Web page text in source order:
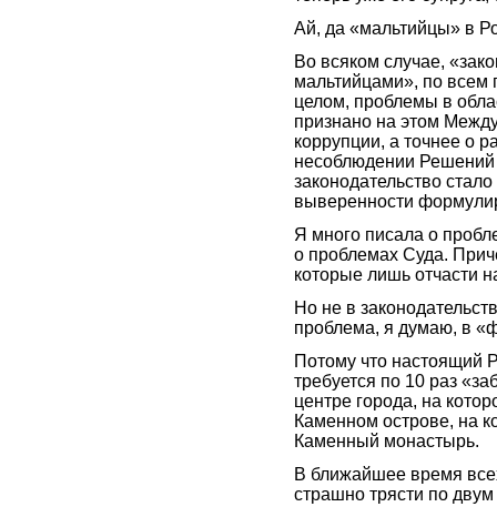
Ай, да «мальтийцы» в
Во всяком случае,
мальтийцами», по всем
целом, проблемы в
признано на этом
коррупции, а точнее о
несоблюдении Решений
законодательство
выверенности
Я много писала о
о проблемах Суда.
которые лишь отчасти
Но не в
проблема, я думаю, в
Потому что настоящий
требуется по 10 раз
центре города, на
Каменном острове, на
Каменный монастырь.
В ближайшее время
страшно трясти по двум